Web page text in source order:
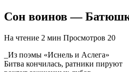
Сон воинов —
На чтение 2 мин Просмотров 20
_Из поэмы «Иснель и Аслега»
Битва кончилась, ратники пируют